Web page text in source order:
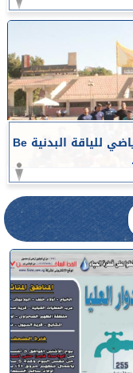
جامعة أسيوط تشهد انطلاق ”اللقاء الرياضي للياقة البدنية Be